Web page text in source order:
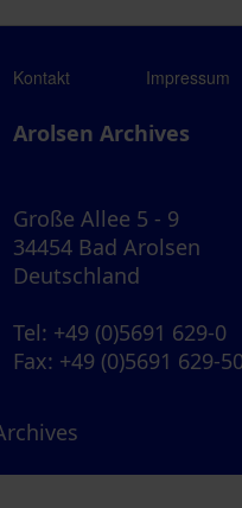
Kontakt Impressum
Arolsen Archives
Große Allee 5 - 9
34454 Bad Arolsen
Deutschland
Tel: +49 (0)5691 629-0
Fax: +49 (0)5691 629-